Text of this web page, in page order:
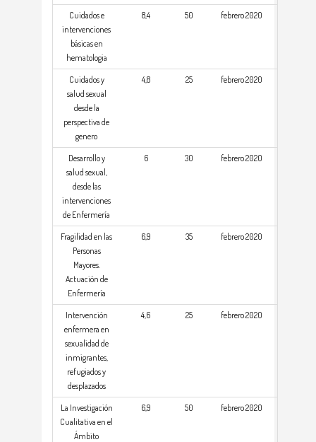
Cuidados e
intervenciones
básicas en
hematologia
8,4 50 febrero 2020
Cuidados y
salud sexual
desde la
perspectiva de
genero
4,8 25 febrero 2020
Desarrollo y
salud sexual,
desde las
intervenciones
de Enfermería
6 30 febrero 2020
Fragilidad en las
Personas
Mayores.
Actuación de
Enfermería
6,9 35 febrero 2020
Intervención
enfermera en
sexualidad de
inmigrantes,
refugiados y
desplazados
4,6 25 febrero 2020
La Investigación
Cualitativa en el
Ámbito
6,9 50 febrero 2020